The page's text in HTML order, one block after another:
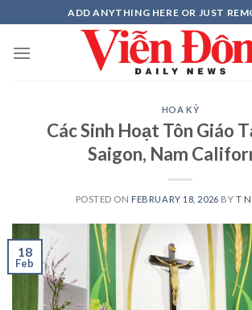
to
content
ADD ANYTHING HERE OR JUST
HOA KỲ
Các Sinh Hoạt Tôn Giáo
Saigon, Nam
POSTED ON FEBRUARY 18, 2026 BY T
18
Feb